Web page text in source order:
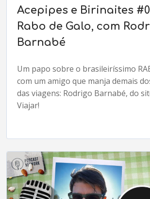
Acepipes e Birinaites
Rabo de Galo, com
Barnabé
Um papo sobre o brasileiríssimo
com um amigo que manja demais
das viagens: Rodrigo Barnabé, do
Viajar!